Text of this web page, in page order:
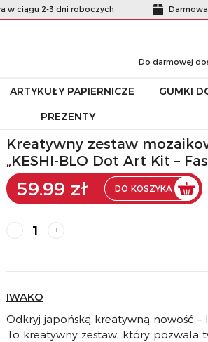
w ciągu 2-3 dni roboczych
Do darmowej
ARTYKUŁY PAPIERNICZE GUMKI
PREZENTY
z gumkami do ścierania „KESHI-BLO Dot Art
Kreatywny zestaw
„KESHI-BLO Dot Art Kit –
59.99 zł DO KOSZYKA
- +
IWAKO
Odkryj japońską kreatywną nowość –
To kreatywny zestaw, który pozwala